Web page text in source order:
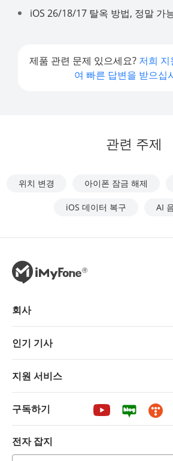
iOS 26/18/17 탈옥 방법, 정말 가
제품 관련 문제 있으세요? 저희
여 빠른 답변을 받으십
관련 주제
위치 변경 아이폰 잠금 해제
iOS 데이터 복구 AI
회사
인기 기사
지원 서비스
구독하기
전자 잡지